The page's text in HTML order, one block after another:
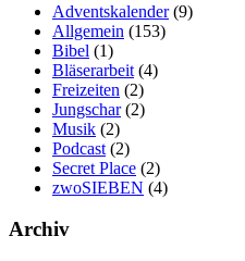
Adventskalender(9)
Allgemein (153)
Bibel (1)
Bläserarbeit (4)
Freizeiten (2)
Jungschar(2)
Musik (2)
Podcast (2)
Secret Place (2)
zwoSIEBEN (4)
Archiv